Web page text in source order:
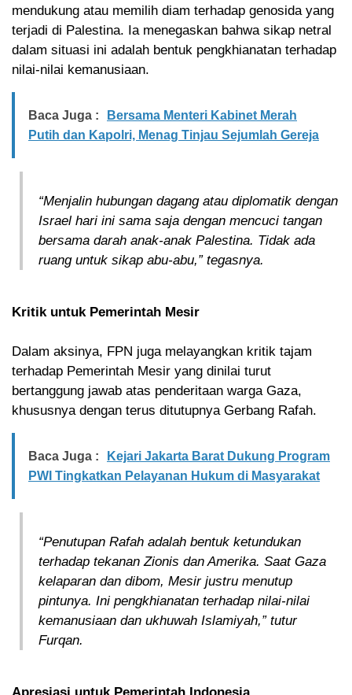
mendukung atau memilih diam terhadap genosida yang
terjadi di Palestina. Ia menegaskan bahwa sikap netral
dalam situasi ini adalah bentuk pengkhianatan terhadap
nilai-nilai kemanusiaan.
Baca Juga :
Bersama Menteri Kabinet Merah
Putih dan Kapolri, Menag Tinjau Sejumlah Gereja
“Menjalin hubungan dagang atau diplomatik dengan
Israel hari ini sama saja dengan mencuci tangan
bersama darah anak-anak Palestina. Tidak ada
ruang untuk sikap abu-abu,” tegasnya.
Kritik untuk Pemerintah Mesir
Dalam aksinya, FPN juga melayangkan kritik tajam
terhadap Pemerintah Mesir yang dinilai turut
bertanggung jawab atas penderitaan warga Gaza,
khususnya dengan terus ditutupnya Gerbang Rafah.
Baca Juga :
Kejari Jakarta Barat Dukung Program
PWI Tingkatkan Pelayanan Hukum di Masyarakat
“Penutupan Rafah adalah bentuk ketundukan
terhadap tekanan Zionis dan Amerika. Saat Gaza
kelaparan dan dibom, Mesir justru menutup
pintunya. Ini pengkhianatan terhadap nilai-nilai
kemanusiaan dan ukhuwah Islamiyah,” tutur
Furqan.